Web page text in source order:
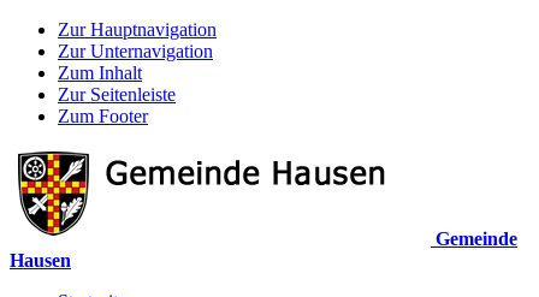
Zur Hauptnavigation
Zur Unternavigation
Zum Inhalt
Zur Seitenleiste
Zum Footer
Gemeinde
Hausen